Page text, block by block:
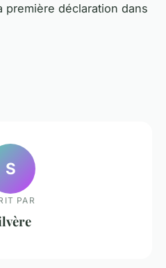
première déclaration dans
S
PAR